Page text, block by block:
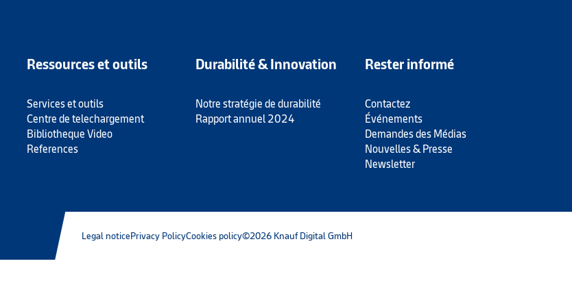
Ressources et outils
Services et outils
Centre de telechargement
Bibliotheque Video
References
Durabilité & Innovation
Notre stratégie de durabilité
Rapport annuel 2024
Rester informé
Contactez
Événements
Demandes des Médias
Nouvelles & Presse
Newsletter
Legal noticePrivacy PolicyCookies policy©2026 Knauf Digital GmbH